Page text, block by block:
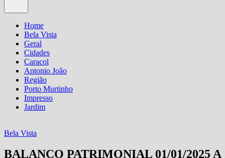
Home
Bela Vista
Geral
Cidades
Caracol
Antonio João
Região
Porto Murtinho
Impresso
Jardim
Bela Vista
BALANÇO PATRIMONIAL 01/01/2025 A